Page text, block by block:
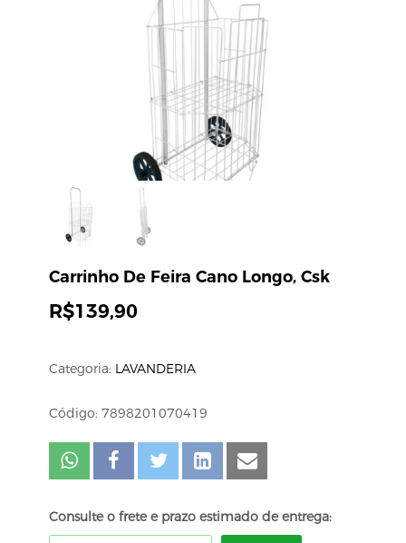
Carrinho De Feira Cano Longo, Csk
R$139,90
Categoria: LAVANDERIA
Código: 7898201070419
Consulte o frete e prazo estimado de entrega: